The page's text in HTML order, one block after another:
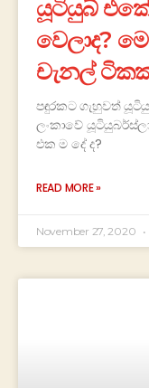
යූටියුබ්
වෙලාද?
චැනල්
පඳුරකට ගැහුවත්
ලංකාවේ
එ‍ක ම දේ ද?
READ MORE »
November 27, 2020